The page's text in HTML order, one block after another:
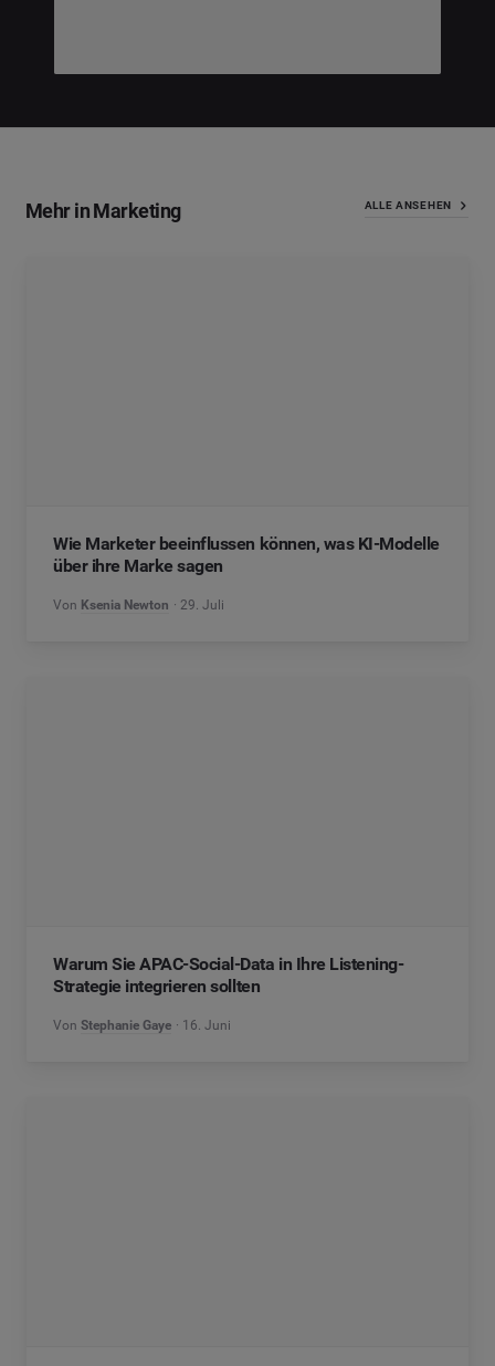
Mehr in Marketing ALLE ANSEHEN
Wie Marketer beeinflussen können, was KI-Modelle
über ihre Marke sagen
Von Ksenia Newton 29. Juli
Warum Sie APAC-Social-Data in Ihre Listening-
Strategie integrieren sollten
Von Stephanie Gaye 16. Juni